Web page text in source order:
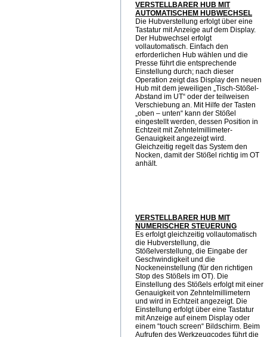
VERSTELLBARER HUB MIT
AUTOMATISCHEM HUBWECHSEL
Die Hubverstellung erfolgt über eine
Tastatur mit Anzeige auf dem Display.
Der Hubwechsel erfolgt
vollautomatisch. Einfach den
erforderlichen Hub wählen und die
Presse führt die entsprechende
Einstellung durch; nach dieser
Operation zeigt das Display den neuen
Hub mit dem jeweiligen „Tisch-Stößel-
Abstand im UT“ oder der teilweisen
Verschiebung an. Mit Hilfe der Tasten
„oben – unten“ kann der Stößel
eingestellt werden, dessen Position in
Echtzeit mit Zehntelmillimeter-
Genauigkeit angezeigt wird.
Gleichzeitig regelt das System den
Nocken, damit der Stößel richtig im OT
anhält.
VERSTELLBARER HUB MIT
NUMERISCHER STEUERUNG
Es erfolgt gleichzeitig vollautomatisch
die Hubverstellung, die
Stößelverstellung, die Eingabe der
Geschwindigkeit und die
Nockeneinstellung (für den richtigen
Stop des Stößels im OT). Die
Einstellung des Stößels erfolgt mit einer
Genauigkeit von Zehntelmillimetern
und wird in Echtzeit angezeigt. Die
Einstellung erfolgt über eine Tastatur
mit Anzeige auf einem Display oder
einem “touch screen“ Bildschirm. Beim
Aufrufen des Werkzeugcodes führt die